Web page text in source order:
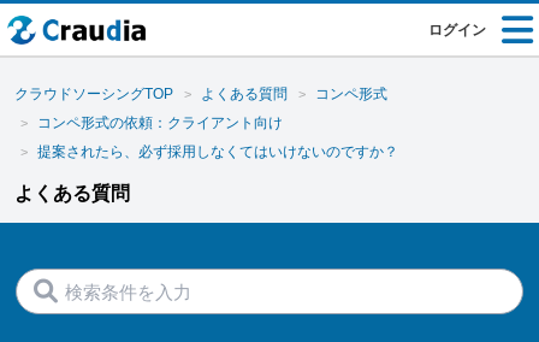
ログイン
クラウドソーシングTOP よくある質問
コンペ形式
コンペ形式の依頼：クライアント向け
提案されたら、必ず採用しなくてはいけないのですか？
よくある質問